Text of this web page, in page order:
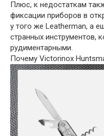
Плюс, к недостаткам
фиксации приборов в
у того же Leatherman, а
странных инструментов,
рудиментарными.
Почему Victorinox